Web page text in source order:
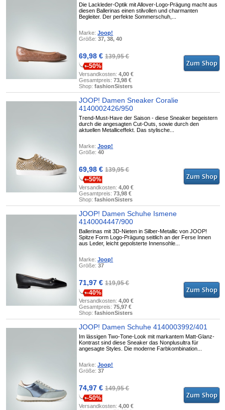
Die Lackleder-Optik mit Allover-Logo-Prägung macht aus
diesen Ballerinas einen stilvollen und charmanten
Begleiter. Der perfekte Sommerschuh,...
Marke:Joop!
Größe:37, 38, 40
69,98 €139,95 €
-50%
Versandkosten:4,00 €
Gesamtpreis:73,98 €
Shop:fashionSisters
JOOP! Damen Sneaker Coralie
4140002426/950
Trend-Must-Have der Saison - diese Sneaker begeistern
durch die angesagten Cut-Outs, sowie durch den
aktuellen Metalliceffekt. Das stylische...
Marke:Joop!
Größe:40
69,98 €139,95 €
-50%
Versandkosten:4,00 €
Gesamtpreis:73,98 €
Shop:fashionSisters
JOOP! Damen Schuhe Ismene
4140004447/900
Ballerinas mit 3D-Nieten in Silber-Metallic von JOOP!
Spitze Form Logo-Prägung seitlich an der Ferse Innen
aus Leder, leicht gepolsterte Innensohle...
Marke:Joop!
Größe:37
71,97 €119,95 €
-40%
Versandkosten:4,00 €
Gesamtpreis:75,97 €
Shop:fashionSisters
JOOP! Damen Schuhe 4140003992/401
Im lässigen Two-Tone-Look mit markantem Matt-Glanz-
Kontrast sind diese Sneaker das Nonplusultra für
angesagte Styles. Die moderne Farbkombination...
Marke:Joop!
Größe:37
74,97 €149,95 €
-50%
Versandkosten:4,00 €